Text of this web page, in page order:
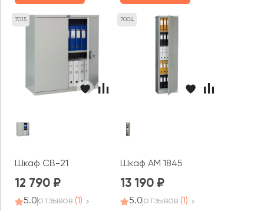
7015
Шкаф CB-21
12 790
5.0отзывов (1)
7004
Шкаф AM 1845
13 190
5.0отзывов (1)